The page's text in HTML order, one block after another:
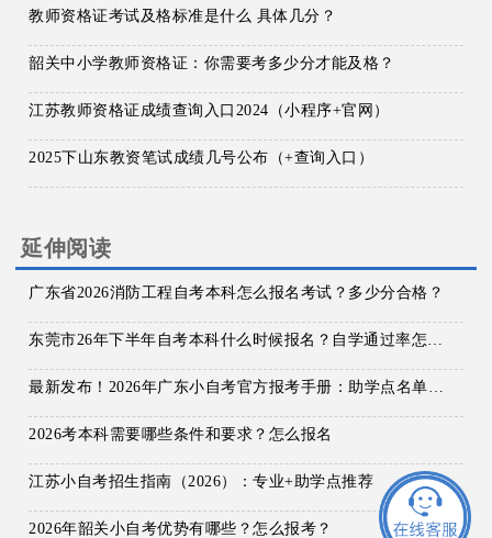
教师资格证考试及格标准是什么 具体几分？
韶关中小学教师资格证：你需要考多少分才能及格？
江苏教师资格证成绩查询入口2024（小程序+官网）
2025下山东教资笔试成绩几号公布（+查询入口）
延伸阅读
广东省2026消防工程自考本科怎么报名考试？多少分合格？
2026考本科需要哪些条件和要求？怎么报名
江苏小自考招生指南（2026）：专业+助学点推荐
2026年韶关小自考优势有哪些？怎么报考？